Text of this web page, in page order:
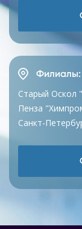
Филиалы:
Старый Оскол
Пенза
Санкт-